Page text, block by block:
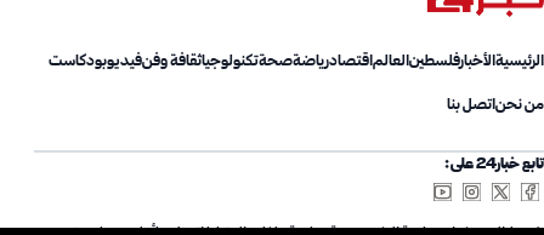
الرئيسيةالأخبارفلسطينالعالماقتصادرياضةصحةتكنولوجياثقافة وفنفيديوبودكاست
من نحناتصل بنا
تابع خبار24 على: